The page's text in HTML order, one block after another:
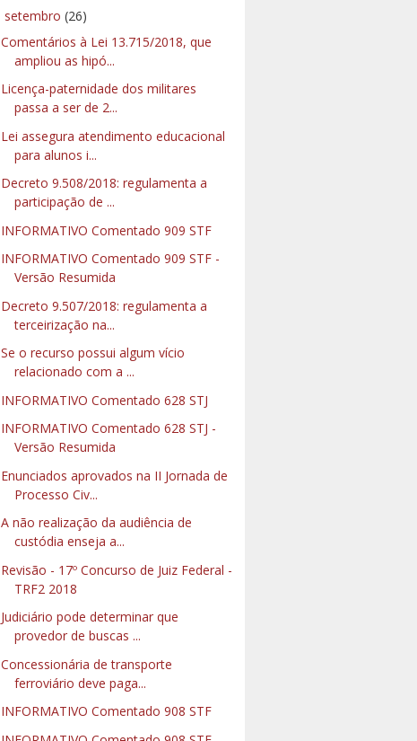
setembro (26)
Comentários à Lei 13.715/2018, que
ampliou as hipó...
Licença-paternidade dos militares
passa a ser de 2...
Lei assegura atendimento educacional
para alunos i...
Decreto 9.508/2018: regulamenta a
participação de ...
INFORMATIVO Comentado 909 STF
INFORMATIVO Comentado 909 STF -
Versão Resumida
Decreto 9.507/2018: regulamenta a
terceirização na...
Se o recurso possui algum vício
relacionado com a ...
INFORMATIVO Comentado 628 STJ
INFORMATIVO Comentado 628 STJ -
Versão Resumida
Enunciados aprovados na II Jornada de
Processo Civ...
A não realização da audiência de
custódia enseja a...
Revisão - 17º Concurso de Juiz Federal -
TRF2 2018
Judiciário pode determinar que
provedor de buscas ...
Concessionária de transporte
ferroviário deve paga...
INFORMATIVO Comentado 908 STF